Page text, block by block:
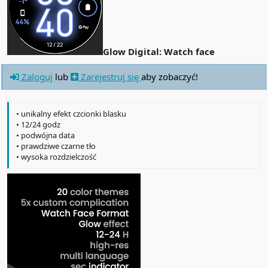
Glow Digital: Watch face
Zaloguj lub Zarejestruj się aby zobaczyć!
• unikalny efekt czcionki blasku
• 12/24 godz
• podwójna data
• prawdziwe czarne tło
• wysoka rozdzielczość